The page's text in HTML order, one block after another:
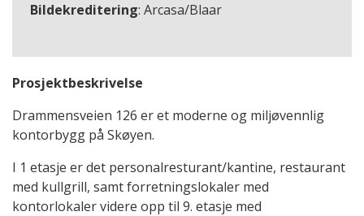
Bildekreditering: Arcasa/Blaar
Prosjektbeskrivelse
Drammensveien 126 er et moderne og miljøvennlig
kontorbygg på Skøyen.
I 1 etasje er det personalresturant/kantine, restaurant
med kullgrill, samt forretningslokaler med
kontorlokaler videre opp til 9. etasje med